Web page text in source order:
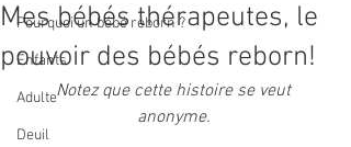
Pourquoi un bébé reborn ?
Enfants
Adulte
Deuil
Mes bébés thérapeutes, le
pouvoir des bébés reborn!
Notez que cette histoire se veut
anonyme.